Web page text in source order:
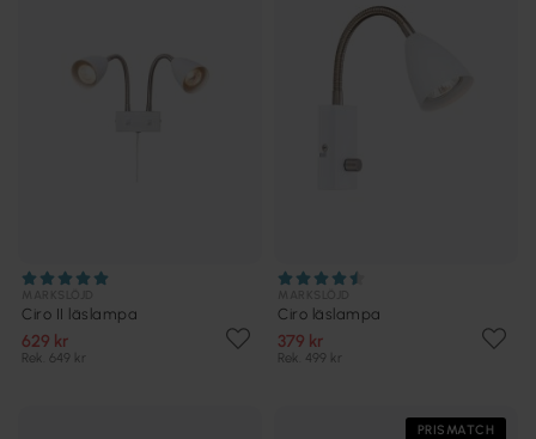
Ciro II läslampa
629 kr
Rek. 649 kr
Ciro läslampa
379 kr
Rek. 499 kr
PRISMATCH